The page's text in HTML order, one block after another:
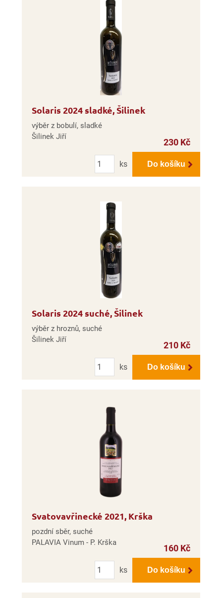
Solaris 2024 sladké, Šilinek
výběr z bobulí, sladké
Šilinek Jiří
230 Kč
Počet
ks
Do košíku
Solaris 2024 suché, Šilinek
výběr z hroznů, suché
Šilinek Jiří
210 Kč
Počet
ks
Do košíku
Svatovavřinecké 2021, Krška
pozdní sběr, suché
PALAVIA Vinum - P. Krška
160 Kč
Počet
ks
Do košíku